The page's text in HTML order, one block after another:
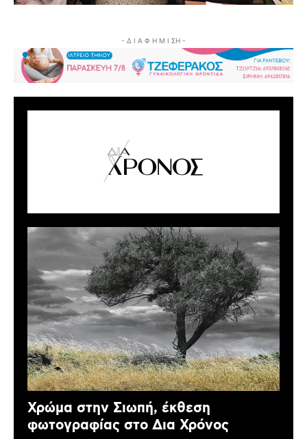
- Δ Ι Α Φ Η Μ Ι ΣΗ -
Χρώμα στην Σιωπή, έκθεση
φωτογραφίας στο Δια Χρόνος